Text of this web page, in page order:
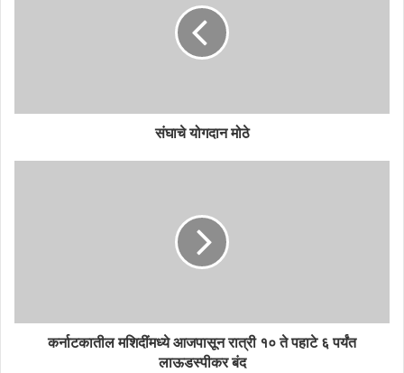
संघाचे योगदान मोठे
कर्नाटकातील मशिदींमध्ये आजपासून रात्री १० ते पहाटे ६ पर्यंत
लाऊडस्पीकर बंद